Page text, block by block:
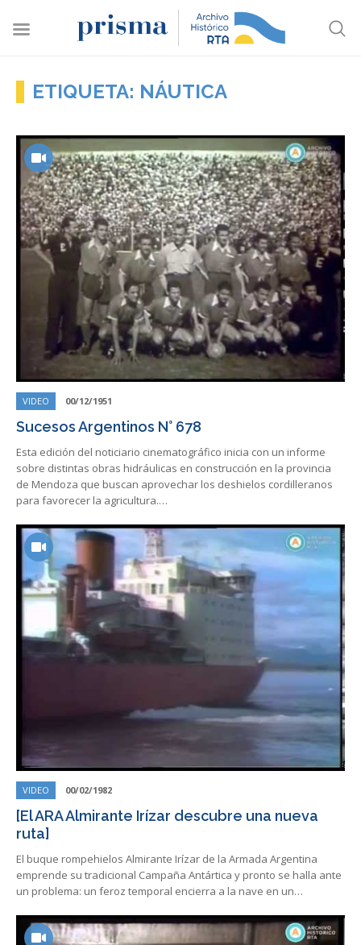
ETIQUETA: NÁUTICA
VIDEO 00/12/1951
Sucesos Argentinos N° 678
Esta edición del noticiario cinematográfico inicia con un informe
sobre distintas obras hidráulicas en construcción en la provincia
de Mendoza que buscan aprovechar los deshielos cordilleranos
para favorecer la agricultura.…
VIDEO 00/02/1982
[El ARA Almirante Irízar descubre una nueva
ruta]
El buque rompehielos Almirante Irízar de la Armada Argentina
emprende su tradicional Campaña Antártica y pronto se halla ante
un problema: un feroz temporal encierra a la nave en un…